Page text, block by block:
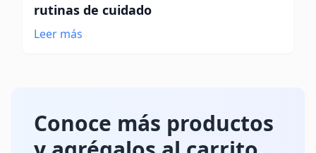
rutinas de cuidado
Leer más
Conoce más productos